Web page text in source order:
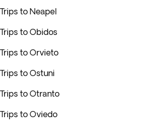
Trips to Neapel
Trips to Obidos
Trips to Orvieto
Trips to Ostuni
Trips to Otranto
Trips to Oviedo